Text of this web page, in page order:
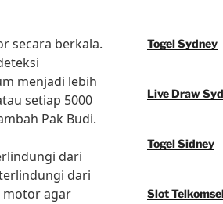
secara berkala.
menjadi lebih
setiap 5000
Pak Budi.
dari
dari
motor agar
Togel Sydney
Live Draw
Togel Sidney
Slot